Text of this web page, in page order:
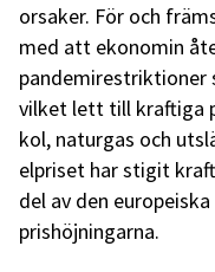
orsaker. För och
med att ekonomin
pandemirestriktioner
vilket lett till kraftiga
kol, naturgas och
elpriset har stigit
del av den
prishöjningarna.